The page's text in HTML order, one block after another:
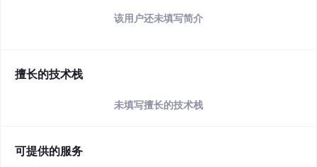
该用户还未填写简介
擅长的技术栈
未填写擅长的技术栈
可提供的服务